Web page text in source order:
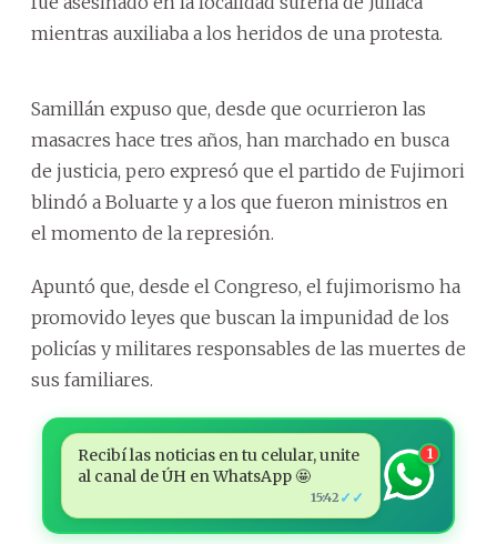
mientras auxiliaba a los heridos de una protesta.
Samillán expuso que, desde que ocurrieron las
masacres hace tres años, han marchado en busca
de justicia, pero expresó que el partido de Fujimori
blindó a Boluarte y a los que fueron ministros en
el momento de la represión.
Apuntó que, desde el Congreso, el fujimorismo ha
promovido leyes que buscan la impunidad de los
policías y militares responsables de las muertes de
sus familiares.
Recibí las noticias en tu celular, unite
al canal de ÚH en WhatsApp 🤩
15:42 ✓✓
1